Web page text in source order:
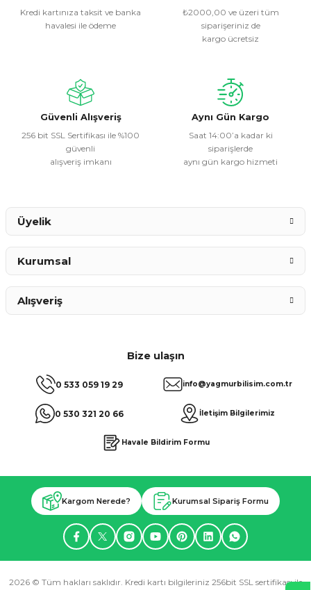
Ürün resmi kalitesiz, bozuk veya görüntülenemiyor.
Ürün fiyatı diğer sitelerden daha pahalı.
Bu ürüne benzer farklı alternatifler olmalı.
Kredi kartınıza taksit ve banka
havalesi ile ödeme
₺2000,00 ve üzeri tüm
siparişeriniz de
kargo ücretsiz
Güvenli Alışveriş
256 bit SSL Sertifikası ile %100
güvenli
alışveriş imkanı
Aynı Gün Kargo
Saat 14:00’a kadar ki
siparişlerde
aynı gün kargo hizmeti
Bize ulaşın
0 533 059 19 29
0 530 321 20 66
info@yagmurbilisim.com.tr
İletişim Bilgilerimiz
Havale Bildirim Formu
Üyelik
Kurumsal
Alışveriş
Kargom Nerede? Kurumsal Sipariş Formu
2026 © Tüm hakları saklıdır. Kredi kartı bilgileriniz 256bit SSL sertifikası ile